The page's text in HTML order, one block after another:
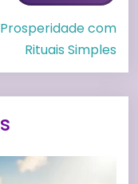
com
Rituais Simples